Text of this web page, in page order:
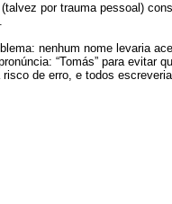
por trauma pessoal)
nenhum nome levaria
“Tomás” para evitar
de erro, e todos